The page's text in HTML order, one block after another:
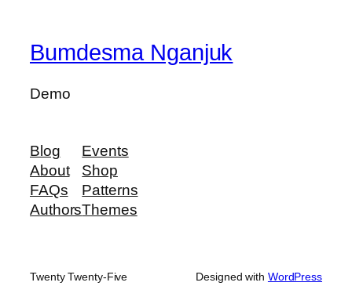
Bumdesma Nganjuk
Demo
Blog
About
FAQs
Authors
Events
Shop
Patterns
Themes
Twenty Twenty-Five Designed with WordPress